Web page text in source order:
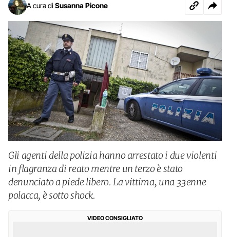
A cura di Susanna Picone
Gli agenti della polizia hanno arrestato i due violenti
in flagranza di reato mentre un terzo è stato
denunciato a piede libero. La vittima, una 33enne
polacca, è sotto shock.
VIDEO CONSIGLIATO